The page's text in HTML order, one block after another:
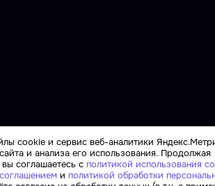
cookie и сервис веб-аналитики
и анализа его использования. Продолжая
соглашаетесь с политикой использования
и политикой обработки